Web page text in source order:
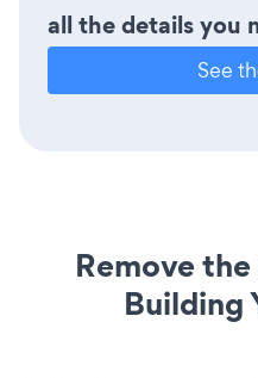
all the details you
See
Remove
Building